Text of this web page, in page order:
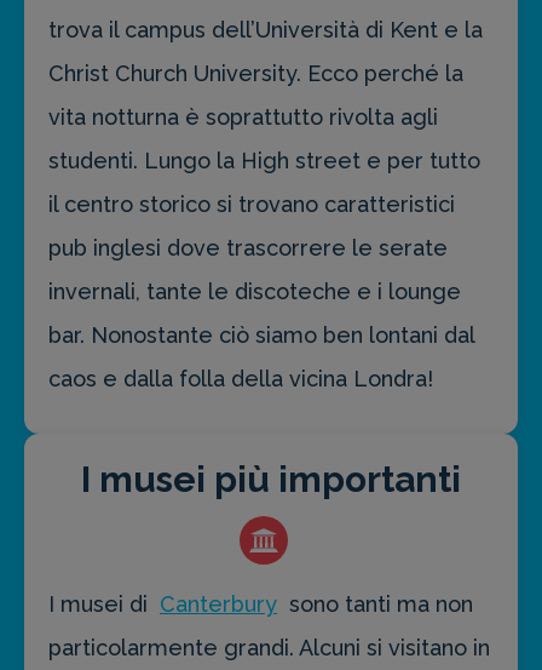
trova il campus dell’Università di Kent e la
Christ Church University. Ecco perché la
vita notturna è soprattutto rivolta agli
studenti. Lungo la High street e per tutto
il centro storico si trovano caratteristici
pub inglesi dove trascorrere le serate
invernali, tante le discoteche e i lounge
bar. Nonostante ciò siamo ben lontani dal
caos e dalla folla della vicina Londra!
I musei più importanti
I musei di Canterbury sono tanti ma non
particolarmente grandi. Alcuni si visitano in